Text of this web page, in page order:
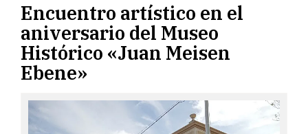
Encuentro artístico en el
aniversario del Museo
Histórico «Juan Meisen
Ebene»